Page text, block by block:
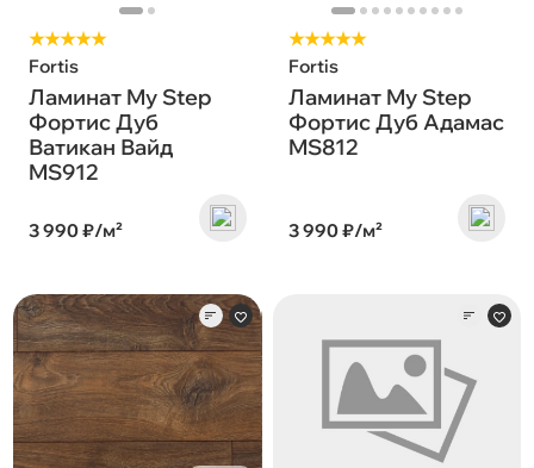
★★★★★
Fortis
Ламинат My Step
Фортис Дуб
Ватикан Вайд
MS912
3 990 ₽/м²
★★★★★
Fortis
Ламинат My Step
Фортис Дуб Адамас
MS812
3 990 ₽/м²